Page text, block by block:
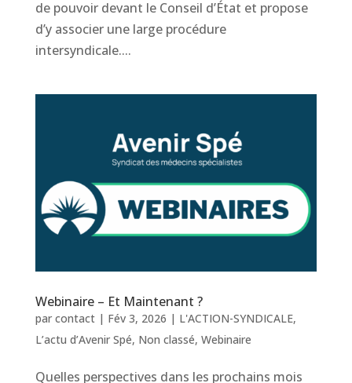
de pouvoir devant le Conseil d’État et propose
d’y associer une large procédure
intersyndicale....
Webinaire – Et Maintenant ?
par contact| Fév 3, 2026 | L'ACTION-SYNDICALE,
L’actu d’Avenir Spé, Non classé, Webinaire
Quelles perspectives dans les prochains mois